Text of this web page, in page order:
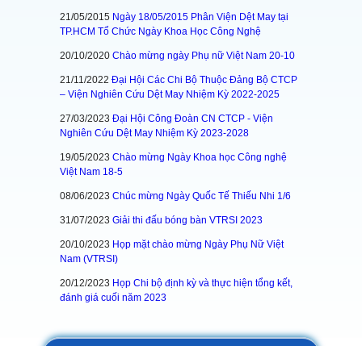
21/05/2015 Ngày 18/05/2015 Phân Viện Dệt May tại
TP.HCM Tổ Chức Ngày Khoa Học Công Nghệ
20/10/2020 Chào mừng ngày Phụ nữ Việt Nam 20-10
21/11/2022 Đại Hội Các Chi Bộ Thuộc Đảng Bộ CTCP
– Viện Nghiên Cứu Dệt May Nhiệm Kỳ 2022-2025
27/03/2023 Đại Hội Công Đoàn CN CTCP - Viện
Nghiên Cứu Dệt May Nhiệm Kỳ 2023-2028
19/05/2023 Chào mừng Ngày Khoa học Công nghệ
Việt Nam 18-5
08/06/2023 Chúc mừng Ngày Quốc Tế Thiếu Nhi 1/6
31/07/2023 Giải thi đấu bóng bàn VTRSI 2023
20/10/2023 Họp mặt chào mừng Ngày Phụ Nữ Việt
Nam (VTRSI)
20/12/2023 Họp Chi bộ định kỳ và thực hiện tổng kết,
đánh giá cuối năm 2023